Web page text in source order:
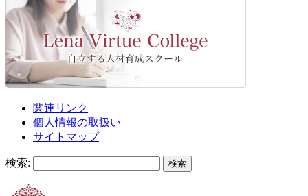
関連リンク
個人情報の取扱い
サイトマップ
検索: